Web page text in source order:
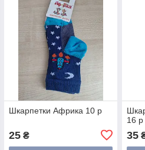
Шкарпетки Африка 10 р
25₴
16 р
35